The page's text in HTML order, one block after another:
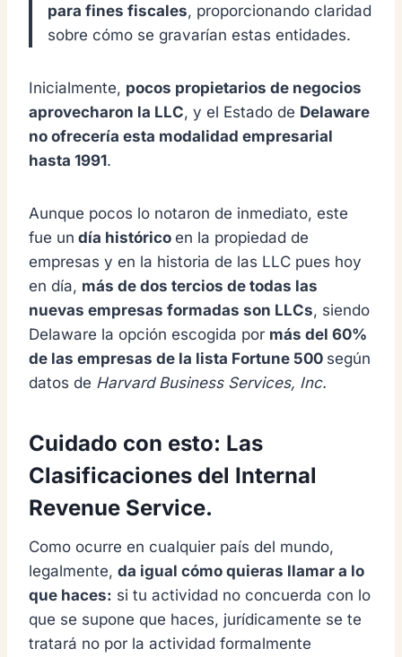
para fines fiscales, proporcionando claridad
sobre cómo se gravarían estas entidades.
Inicialmente, pocos propietarios de negocios
aprovecharon la LLC, y el Estado de Delaware
no ofrecería esta modalidad empresarial
hasta 1991.
Aunque pocos lo notaron de inmediato, este
fue un día histórico en la propiedad de
empresas y en la historia de las LLC pues hoy
en día, más de dos tercios de todas las
nuevas empresas formadas son LLCs, siendo
Delaware la opción escogida por más del 60%
de las empresas de la lista Fortune 500 según
datos de Harvard Business Services, Inc.
Cuidado con esto: Las
Clasificaciones del Internal
Revenue Service.
Como ocurre en cualquier país del mundo,
legalmente, da igual cómo quieras llamar a lo
que haces: si tu actividad no concuerda con lo
que se supone que haces, jurídicamente se te
tratará no por la actividad formalmente